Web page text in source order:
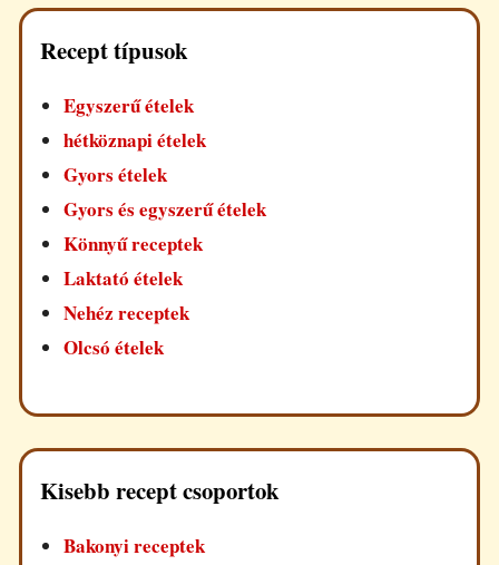
Recept típusok
Egyszerű ételek
hétköznapi ételek
Gyors ételek
Gyors és egyszerű ételek
Könnyű receptek
Laktató ételek
Nehéz receptek
Olcsó ételek
Kisebb recept csoportok
Bakonyi receptek